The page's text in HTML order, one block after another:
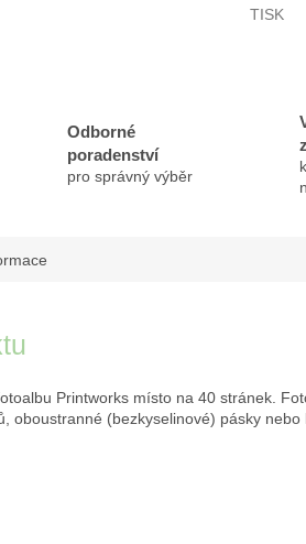
TISK
Odborné
poradenství
pro správný výběr
Printworks místo na 40 stránek.
oboustranné (bezkyselinové) pásky nebo